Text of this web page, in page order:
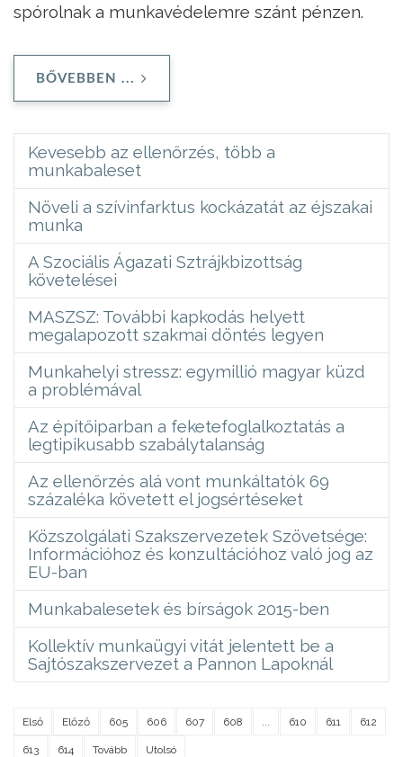
spórolnak a munkavédelemre szánt pénzen.
BŐVEBBEN ...
Kevesebb az ellenőrzés, több a
munkabaleset
Növeli a szívinfarktus kockázatát az éjszakai
munka
A Szociális Ágazati Sztrájkbizottság
követelései
MASZSZ: További kapkodás helyett
megalapozott szakmai döntés legyen
Munkahelyi stressz: egymillió magyar küzd
a problémával
Az építőiparban a feketefoglalkoztatás a
legtipikusabb szabálytalanság
Az ellenőrzés alá vont munkáltatók 69
százaléka követett el jogsértéseket
Közszolgálati Szakszervezetek Szövetsége:
Információhoz és konzultációhoz való jog az
EU-ban
Munkabalesetek és bírságok 2015-ben
Kollektív munkaügyi vitát jelentett be a
Sajtószakszervezet a Pannon Lapoknál
Első Előző 605 606 607 608 610 611 612
613 614 Tovább Utolsó